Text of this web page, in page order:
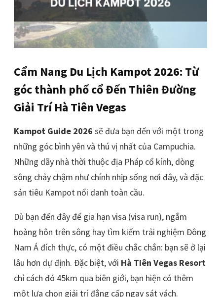
Cẩm Nang Du Lịch Kampot 2026: Từ
góc thành phố cổ Đến Thiên Đường
Giải Trí Hà Tiên Vegas
Kampot Guide 2026 sẽ đưa bạn đến với một trong
những góc bình yên và thú vị nhất của Campuchia.
Những dãy nhà thời thuộc địa Pháp cổ kính, dòng
sông chảy chậm như chính nhịp sống nơi đây, và đặc
sản tiêu Kampot nổi danh toàn cầu.
Dù bạn đến đây để gia hạn visa (visa run), ngắm
hoàng hôn trên sông hay tìm kiếm trải nghiệm Đông
Nam Á đích thực, có một điều chắc chắn: bạn sẽ ở lại
lâu hơn dự định. Đặc biệt, với Hà Tiên Vegas Resort
chỉ cách đó 45km qua biên giới, bạn hiện có thêm
một lựa chọn giải trí đẳng cấp ngay sát vách.